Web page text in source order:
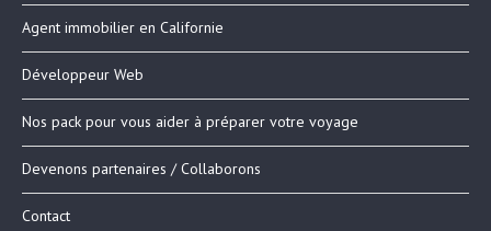
Agent immobilier en Californie
Développeur Web
Nos pack pour vous aider à préparer votre voyage
Devenons partenaires / Collaborons
Contact